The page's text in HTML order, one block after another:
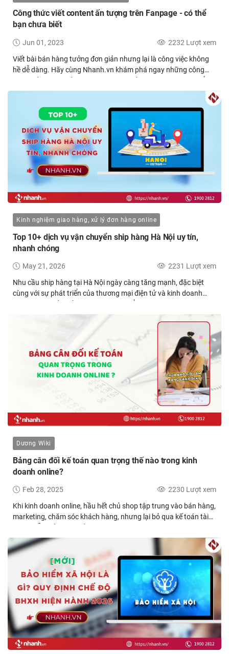
Công thức viết content ấn tượng trên Fanpage - có thể
bạn chưa biết
Jun 01, 2023 2232 Lượt xem
Viết bài bán hàng tưởng đơn giản nhưng lại là công việc không
hề dễ dàng. Hãy cùng Nhanh.vn khám phá ngay những công
bạn chưa biết nhé.
Kinh nghiệm giao hàng, xử lý đơn hàng online
Top 10+ dịch vụ vận chuyển ship hàng Hà Nội uy tín,
nhanh chóng
May 21, 2026 2231 Lượt xem
Nhu cầu ship hàng tại Hà Nội ngày càng tăng mạnh, đặc biệt
cùng với sự phát triển của thương mại điện tử và kinh doanh
không phải dịch vụ nào cũng phù hợp với nhu cầu của từng
người bán. Trong bài viết này, tôi sẽ tổng hợp top 10+ dịch vụ
vận chuyển ship hàng Hà Nội uy tín, nhanh chóng và được nhiều
shop online lựa chọn cho các bạn tham khảo.
Dương Wiki
Bảng cân đối kế toán quan trọng thế nào trong kinh
doanh online?
Feb 28, 2025 2230 Lượt xem
Khi kinh doanh online, hầu hết chủ shop tập trung vào bán hàng,
marketing, chăm sóc khách hàng, nhưng lại bỏ qua kế toán tài
chính xác. Nhiều chủ shop kinh doanh online chưa từng lập
bảng cân đối kế toán hoặc chưa nắm rõ cách sử dụng báo cáo
này. Không làm bảng cân đối kế toán có thể khiến báo cáo tài
chính sai lệch nghiêm trọng. Không quản lý công nợ đúng cách,
bạn có thể mất doanh thu mà không hề hay biết! Nếu bạn đang
kinh doanh online và chưa thực sự hiểu về kế toán quản trị nói
chung và bảng cân đối kế toán nói riêng, đây là lúc Nhanh.vn sẽ
giúp bạn trang bị ngay những kiến thức tài chính cơ bản để
tránh rủi ro lớn trong kinh doanh.